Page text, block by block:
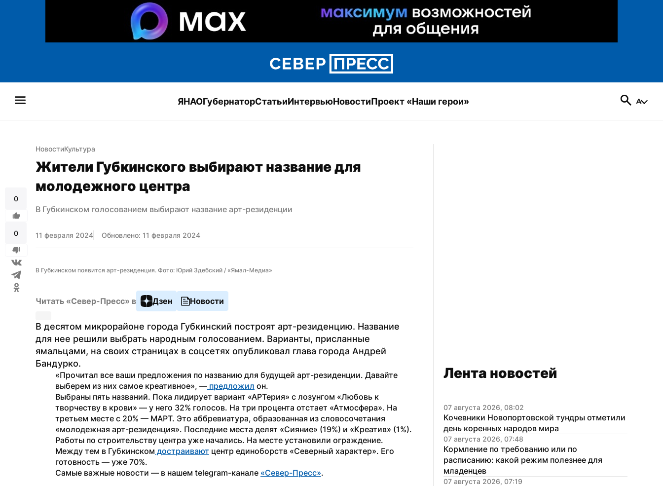
ЯНАОГубернаторСтатьиИнтервьюНовостиПроект «Наши герои»
0
0
НовостиКультура
Жители Губкинского выбирают название для
молодежного центра
В Губкинском голосованием выбирают название арт-резиденции
11 февраля 2024 Обновлено: 11 февраля 2024
В Губкинском появится арт-резиденция. Фото: Юрий Здебский / «Ямал-Медиа»
Читать «Север-Пресс» в Дзен Новости
В десятом микрорайоне города Губкинский построят арт-резиденцию. Название
для нее решили выбрать народным голосованием. Варианты, присланные
ямальцами, на своих страницах в соцсетях опубликовал глава города Андрей
Бандурко.
«Прочитал все ваши предложения по названию для будущей арт-резиденции. Давайте
выберем из них самое креативное», — предложил он.
Выбраны пять названий. Пока лидирует вариант «АРТерия» с лозунгом «Любовь к
творчеству в крови» — у него 32% голосов. На три процента отстает «Атмосфера». На
третьем месте с 20% — МАРТ. Это аббревиатура, образованная из словосочетания
«молодежная арт-резиденция». Последние места делят «Сияние» (19%) и «Креатив» (1%).
Работы по строительству центра уже начались. На месте установили ограждение.
Между тем в Губкинском достраивают центр единоборств «Северный характер». Его
готовность — уже 70%.
Самые важные новости — в нашем telegram-канале «Север-Пресс».
Лента новостей
07 августа 2026, 08:02
Кочевники Новопортовской тундры отметили
день коренных народов мира
07 августа 2026, 07:48
Кормление по требованию или по
расписанию: какой режим полезнее для
младенцев
07 августа 2026, 07:19